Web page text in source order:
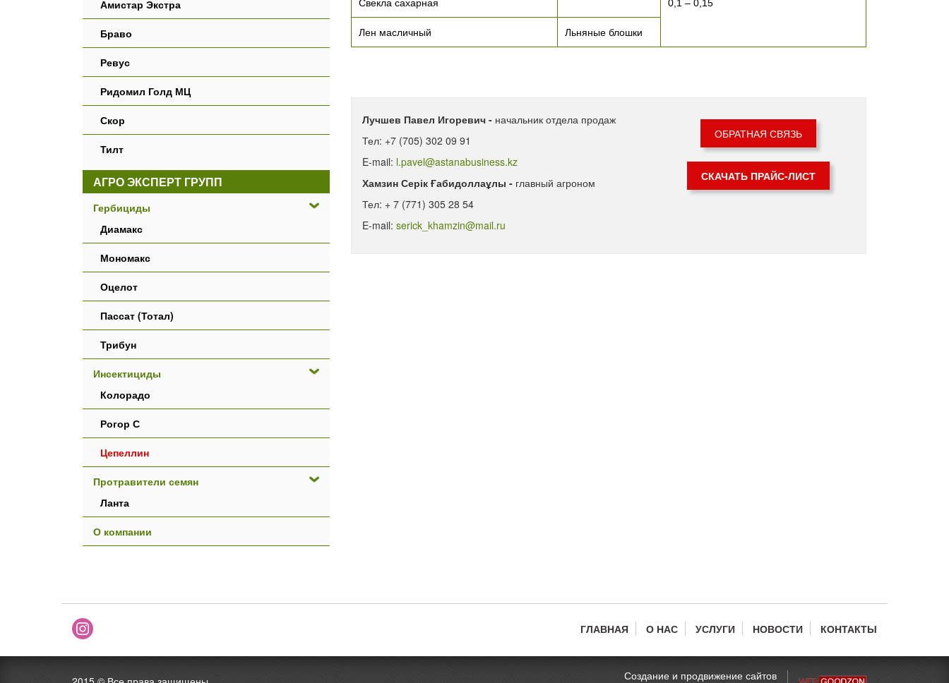
Амистар Экстра
Браво
Ревус
Ридомил Голд МЦ
Скор
Тилт
АГРО ЭКСПЕРТ ГРУПП
Гербициды
Диамакс
Мономакс
Оцелот
Пассат (Тотал)
Трибун
Инсектициды
Колорадо
Рогор С
Цепеллин
Протравители семян
Ланта
О компании
0,1 – 0,15
Свекла сахарная
Лен масличный Льняные блошки
Лучшев Павел Игоревич - начальник отдела продаж
Тел: +7 (705) 302 09 91
E-mail: l.pavel@astanabusiness.kz
Хамзин Серік Ғабидоллаұлы - главный агроном
Тел: + 7 (771) 305 28 54
E-mail: serick_khamzin@mail.ru
ОБРАТНАЯ СВЯЗЬ
СКАЧАТЬ ПРАЙС-ЛИСТ
меню
ГЛАВНАЯ О НАС УСЛУГИ НОВОСТИ КОНТАКТЫ
Создание и продвижение сайтов